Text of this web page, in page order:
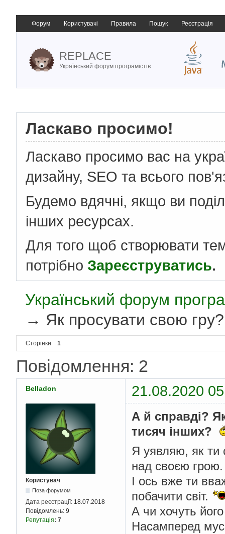
Форум Користувачі Правила Пошук Реєстрація
REPLACE
Український форум програмістів
Ласкаво просимо!
Ласкаво просимо вас на
дизайну, SEO та всього
Будемо вдячні, якщо ви
інших ресурсах.
Для того щоб створювати
потрібно Зареєструватись.
Український форум
→ Як просувати свою гру?
Сторінки 1
Повідомлення: 2
Belladon 21.08.2020
Користувач
Поза форумом
Дата реєстрації: 18.07.2018
Повідомлень: 9
Репутація: 7
А й справді?
тисяч інших?
Я уявляю, як ти
над своєю грою.
І ось вже ти
побачити світ.
А чи хочуть
Насамперед